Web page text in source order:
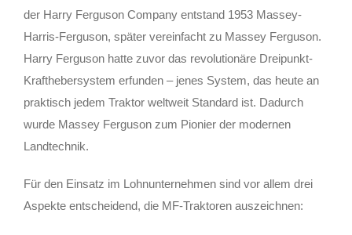
der Harry Ferguson Company entstand 1953 Massey-
Harris-Ferguson, später vereinfacht zu Massey Ferguson.
Harry Ferguson hatte zuvor das revolutionäre Dreipunkt-
Krafthebersystem erfunden – jenes System, das heute an
praktisch jedem Traktor weltweit Standard ist. Dadurch
wurde Massey Ferguson zum Pionier der modernen
Landtechnik.
Für den Einsatz im Lohnunternehmen sind vor allem drei
Aspekte entscheidend, die MF-Traktoren auszeichnen: